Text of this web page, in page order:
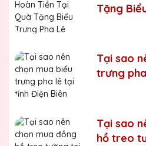
Bước 6:Gọi điện xác nhận với
và nghiêm ngặt ở từng khâu
Kỷ niệm chương pha lê uy tín,
trường Miền Bắc
đơn mọi số lượng, nhận làm
sản xuất theo ý tưởng của
Quà tặng Biểu Trưng Pha Lê
Tặng
Tại sao
trưng
Tại sao
hồ treo